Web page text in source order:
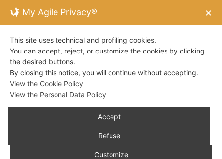
DISTILLERIE VALDOGLIO
SCIROPPI DI FRUTTA
Disponibili in tutti i Gusti, i nostri sciroppi di frutta
cocktail, long drink e sorbetti.
My Agile Privacy® ✕
This site uses technical and profiling cookies.
You can accept, reject, or customize the cookies by clicking
the desired buttons.
By closing this notice, you will continue without accepting.
View the Cookie Policy
View the Personal Data Policy
Accept
Refuse
Customize